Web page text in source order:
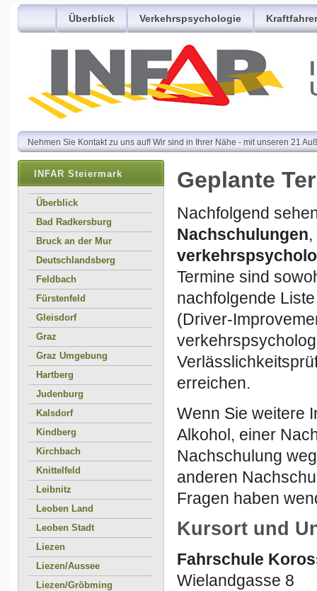
Überblick Verkehrspsychologie
Nehmen Sie Kontakt zu uns auf! Wir sind in Ihrer Nähe - mit unseren 21
INFAR Steiermark
Überblick
Bad Radkersburg
Bruck an der Mur
Deutschlandsberg
Feldbach
Fürstenfeld
Gleisdorf
Graz
Graz Umgebung
Hartberg
Judenburg
Kalsdorf
Kindberg
Kirchbach
Knittelfeld
Leibnitz
Leoben Land
Leoben Stadt
Liezen
Liezen/Aussee
Liezen/Gröbming
Geplante
Nachfolgend
Nachschulungen,
Termine sind
nachfolgende
(Driver-
erreichen.
Wenn Sie weitere
Alkohol, einer
Nachschulung
anderen
Fragen haben
Kursort und
Fahrschule
Wielandgasse 8